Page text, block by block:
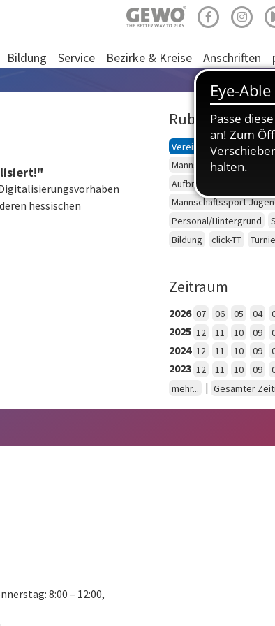
Bildung Service Bezirke & Kreise Anschriften
hessischen
Rubriken
Vereinsberatung
Mannschaftssport
Aufbruch
Mannschaftssport
Personal/Hintergrund
Bildung
click-TT
Zeitraum
2026 07 06 05 04
2025 12 11 10 09
2024 12 11 10 09
2023 12 11 10 09
mehr...
| Gesamter
8:00 – 12:00,